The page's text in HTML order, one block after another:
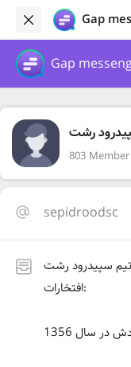
Gap
Gap
رشت
803 Member
sepidroodsc
افتخارات:
در سال 1356